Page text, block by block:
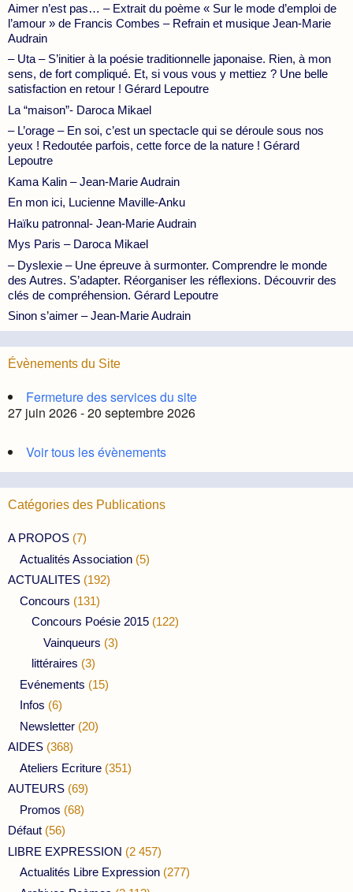
Aimer n’est pas… – Extrait du poème « Sur le mode d’emploi de
l’amour » de Francis Combes – Refrain et musique Jean-Marie
Audrain
– Uta – S’initier à la poésie traditionnelle japonaise. Rien, à mon
sens, de fort compliqué. Et, si vous vous y mettiez ? Une belle
satisfaction en retour ! Gérard Lepoutre
La “maison”- Daroca Mikael
– L’orage – En soi, c’est un spectacle qui se déroule sous nos
yeux ! Redoutée parfois, cette force de la nature ! Gérard
Lepoutre
Kama Kalin – Jean-Marie Audrain
En mon ici, Lucienne Maville-Anku
Haïku patronnal- Jean-Marie Audrain
Mys Paris – Daroca Mikael
– Dyslexie – Une épreuve à surmonter. Comprendre le monde
des Autres. S’adapter. Réorganiser les réflexions. Découvrir des
clés de compréhension. Gérard Lepoutre
Sinon s’aimer – Jean-Marie Audrain
Évènements du Site
Fermeture des services du site
27 juin 2026 - 20 septembre 2026
Voir tous les évènements
Catégories des Publications
A PROPOS (7)
Actualités Association (5)
ACTUALITES (192)
Concours (131)
Concours Poésie 2015 (122)
Vainqueurs (3)
littéraires (3)
Evénements (15)
Infos (6)
Newsletter (20)
AIDES (368)
Ateliers Ecriture (351)
AUTEURS (69)
Promos (68)
Défaut (56)
LIBRE EXPRESSION (2 457)
Actualités Libre Expression (277)